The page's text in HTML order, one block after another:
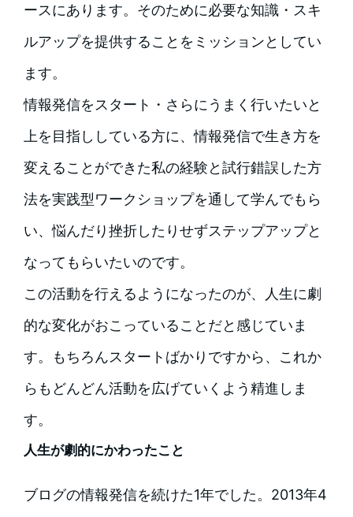
ースにあります。そのために必要な知識・スキ
ルアップを提供することをミッションとしてい
ます。
情報発信をスタート・さらにうまく行いたいと
上を目指ししている方に、情報発信で生き方を
変えることができた私の経験と試行錯誤した方
法を実践型ワークショップを通して学んでもら
い、悩んだり挫折したりせずステップアップと
なってもらいたいのです。
この活動を行えるようになったのが、人生に劇
的な変化がおこっていることだと感じていま
す。もちろんスタートばかりですから、これか
らもどんどん活動を広げていくよう精進しま
す。
人生が劇的にかわったこと
ブログの情報発信を続けた1年でした。2013年4